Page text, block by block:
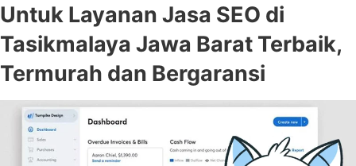
Untuk Layanan Jasa SEO di
Tasikmalaya Jawa Barat Terbaik,
Termurah dan Bergaransi